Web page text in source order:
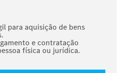
para aquisição de bens
e contratação
física ou jurídica.